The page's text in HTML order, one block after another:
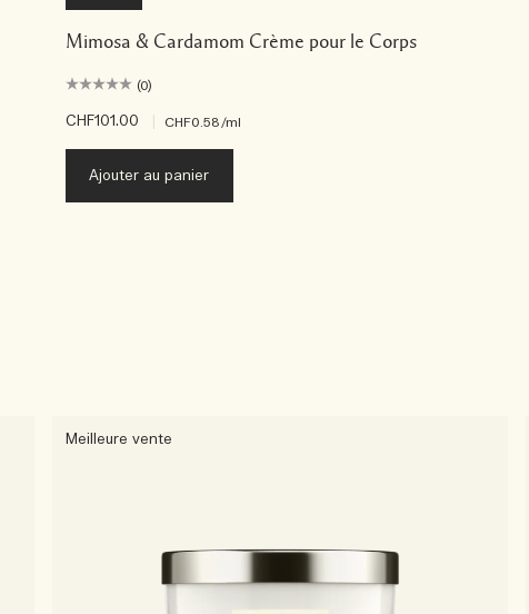
Mimosa & Cardamom Crème pour le Corps
(0)
CHF101.00 CHF0.58/ml
Ajouter au panier
Meilleure vente